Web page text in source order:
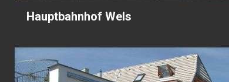
Hauptbahnhof Wels
Hauptbahnhof Wels